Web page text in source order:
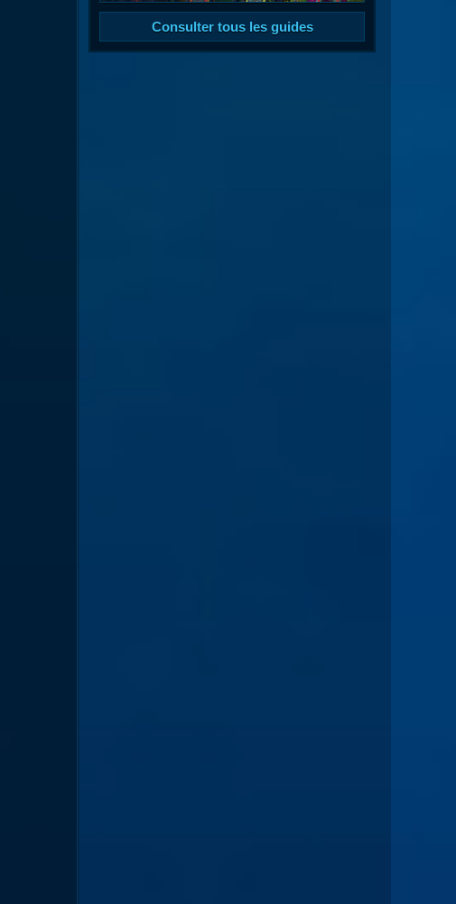
Consulter tous les guides